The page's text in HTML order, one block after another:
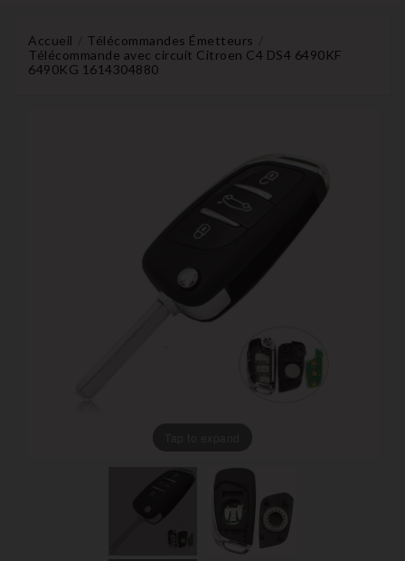
Accueil
Télécommandes Émetteurs
Télécommande avec circuit Citroen C4 DS4 6490KF
6490KG 1614304880